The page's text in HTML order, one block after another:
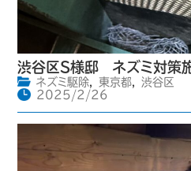
渋谷区S様邸 ネズミ対策
ネズミ駆除, 東京都,
渋谷区
2025/2/26